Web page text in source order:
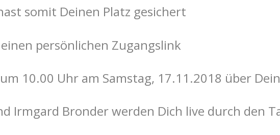
somit Deinen Platz gesichert
persönlichen Zugangslink
10.00 Uhr am Samstag, 17.11.2018 über
Irmgard Bronder werden Dich live durch den